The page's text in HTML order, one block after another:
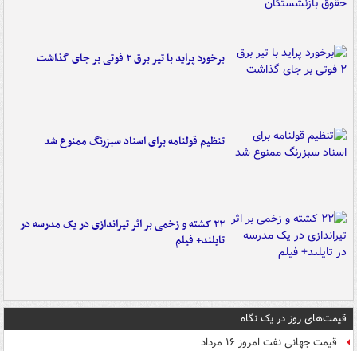
برخورد پراید با تیر برق ۲ فوتی بر جای گذاشت
تنظیم قولنامه برای اسناد سبزرنگ ممنوع شد
۲۲ کشته و زخمی بر اثر تیراندازی در یک مدرسه در
تایلند+ فیلم
قیمت‌های روز در یک نگاه
قیمت جهانی نفت امروز ۱۶ مرداد